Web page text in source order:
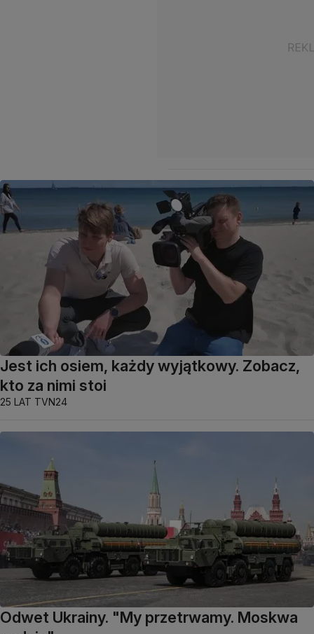
Jest ich osiem, każdy wyjątkowy. Zobacz,
kto za nimi stoi
25 LAT TVN24
Odwet Ukrainy. "My przetrwamy. Moskwa